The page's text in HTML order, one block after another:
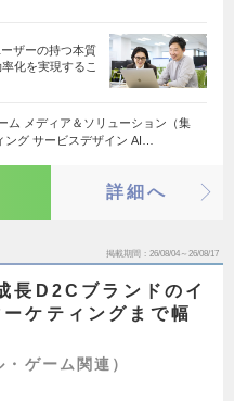
ザーの持つ本質
化を実現するこ
ム メディア＆ソリューション（集
グ サービスデザイン AI…
詳細へ
掲載期間 26/08/04～26/08/17
長D2Cブランドのイ
ケティングまで幅
ゲーム関連）